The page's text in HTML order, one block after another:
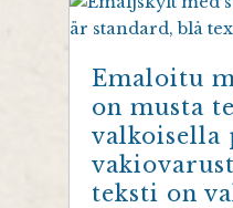
Emaloitu
on musta
valkoisella
teksti on